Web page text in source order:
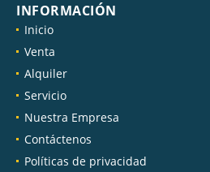
INFORMACIÓN
Inicio
Venta
Alquiler
Servicio
Nuestra Empresa
Contáctenos
Políticas de privacidad